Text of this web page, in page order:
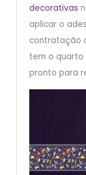
decorativas
aplicar o
contratação
tem o quarto
pronto para